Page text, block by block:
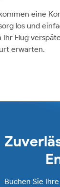
eine
los und
Ihr Flug
erwarten.
Buchen Sie